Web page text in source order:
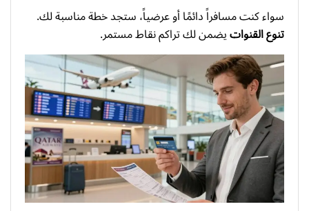
سواء كنت مسافراً دائمًا أو عرضياً، ستجد خطة مناسبة لك.
تنوع القنواتيضمن لك تراكم نقاط مستمر.